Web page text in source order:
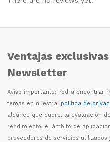
Ventajas
Newsletter
Aviso importante: Podrá encontrar
temas en nuestra: política de
alcance que cubre, la evaluación
rendimiento, el ámbito de aplicació
proveedores de servicios